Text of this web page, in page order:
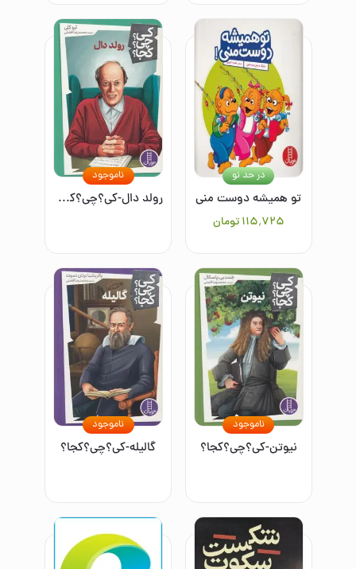
تو همیشه دوست منی
۱۱۵٬۷۲۵ تومان
در حد نو
رولد دال-کی؟چی؟کجا؟
ناموجود
نیوتن-کی؟چی؟کجا؟
ناموجود
گالیله-کی؟چی؟کجا؟
ناموجود